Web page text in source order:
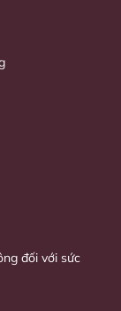
bản đến nâng